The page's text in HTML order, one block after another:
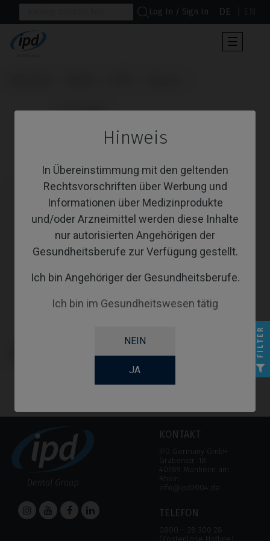
Hinweis
In Übereinstimmung mit den geltenden
Rechtsvorschriften über Werbung und
Informationen über Medizinprodukte
und/oder Arzneimittel werden diese Inhalte
nur autorisierten Angehörigen der
Gesundheitsberufe zur Verfügung gestellt.
Ich bin Angehöriger der Gesundheitsberufe.
Ich bin im Gesundheitswesen tätig
NEIN
JA
Log In / Sign In DE
der
☰
                      Scanbodies
KONTAKT
IPD Germany GmbH
Grabenstr. 18
40789 Monheim am
Rhein
info@ipd2004.de
TELEFON
0800 – 28 300 28
(Kostenlose Hotline)
FILTER